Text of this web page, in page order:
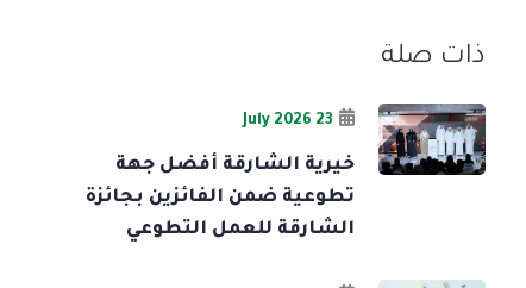
ذات صلة
23 July 2026
خيرية الشارقة أفضل جهة
تطوعية ضمن الفائزين بجائزة
الشارقة للعمل التطوعي